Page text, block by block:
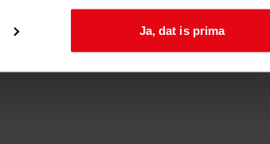
Ja, dat is prima